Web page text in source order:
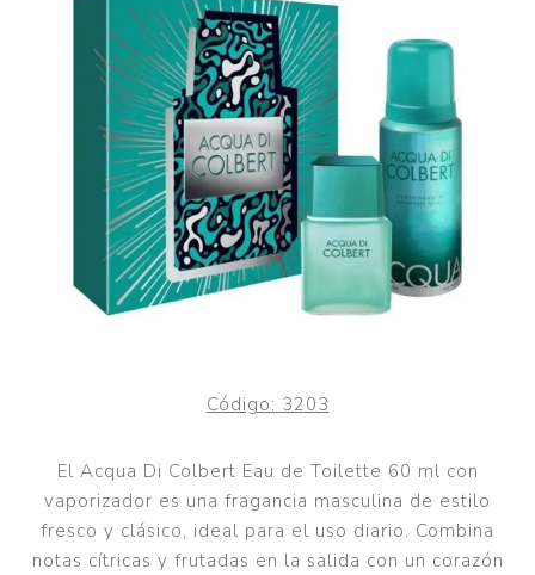
Código: 3203
El Acqua Di Colbert Eau de Toilette 60 ml con
vaporizador es una fragancia masculina de estilo
fresco y clásico, ideal para el uso diario. Combina
notas cítricas y frutadas en la salida con un corazón